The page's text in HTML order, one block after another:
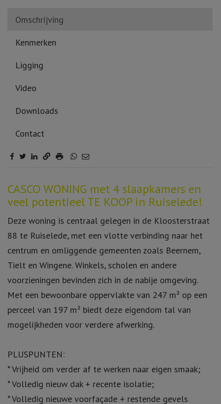
Omschrijving
Kenmerken
Ligging
Video
Downloads
Contact
Omschrijving
CASCO WONING met 4 slaapkamers en
veel potentieel TE KOOP in Ruiselede!
Deze woning is centraal gelegen in de Kloosterstraat
88 te Ruiselede, met een vlotte verbinding naar het
centrum en omliggende gemeenten zoals Beernem,
Tielt en Wingene. Winkels, scholen en andere
voorzieningen bevinden zich in de nabije omgeving.
Met een bewoonbare oppervlakte van 247 m² op een
perceel van 197 m² biedt deze eigendom tal van
mogelijkheden voor verdere afwerking.
PLUSPUNTEN:
* Vrijheid om verder af te werken naar eigen smaak;
* Volledig nieuw dak + recente isolatie;
* Volledig nieuwe voorfaçade + restende gevels